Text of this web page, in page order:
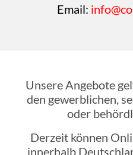
Email:
Unsere Angebote
den gewerblichen,
oder
Derzeit können
innerhalb